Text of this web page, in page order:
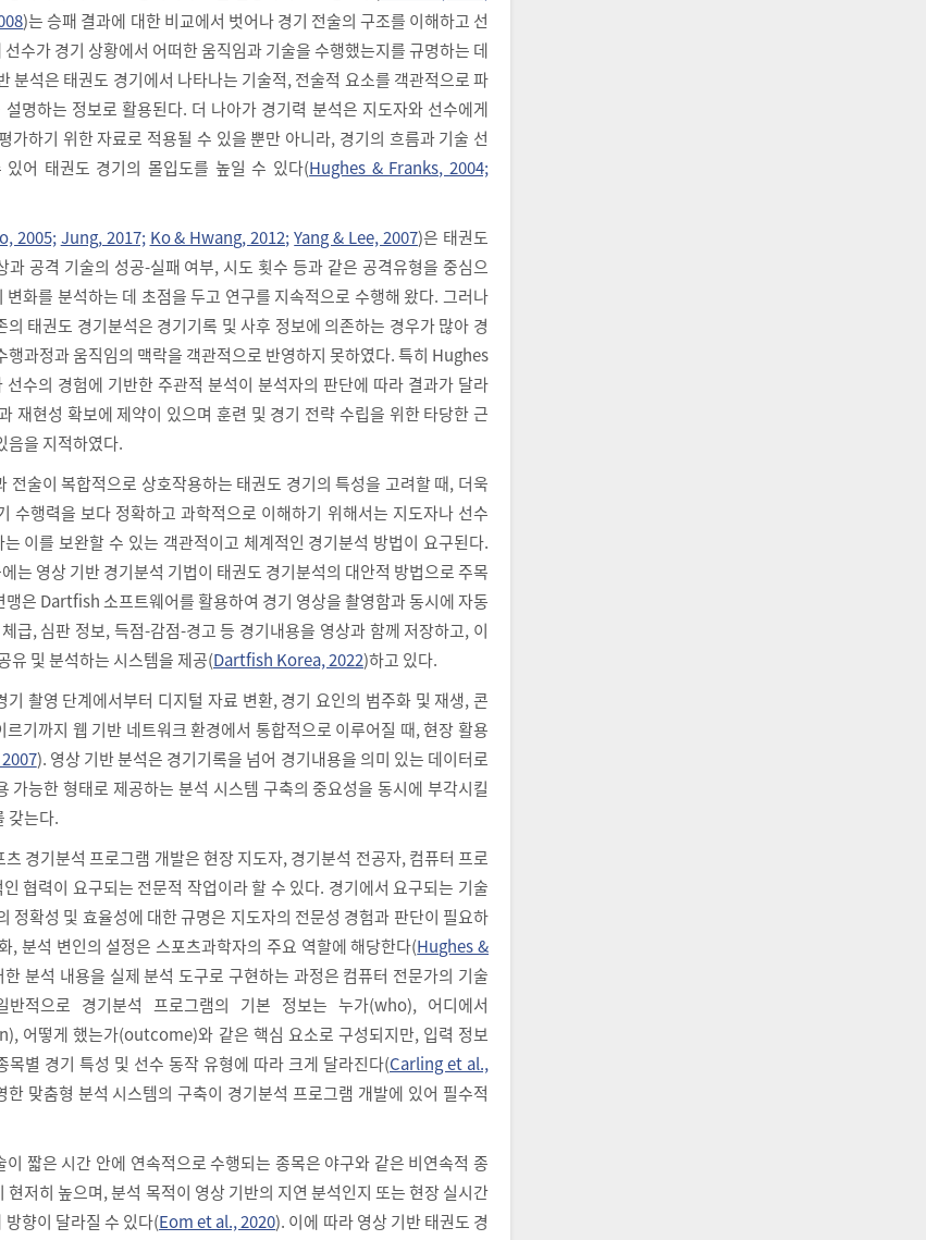
)는 승패 결과에 대한 비교에서 벗어나 경기 전술의 구조를 이해하고 선
수가 경기 상황에서 어떠한 움직임과 기술을 수행했는지를 규명하는 데
분석은 태권도 경기에서 나타나는 기술적, 전술적 요소를 객관적으로 파
명하는 정보로 활용된다. 더 나아가 경기력 분석은 지도자와 선수에게
가하기 위한 자료로 적용될 수 있을 뿐만 아니라, 경기의 흐름과 기술 선
어 태권도 경기의 몰입도를 높일 수 있다(Hughes & Franks, 2004;
2005; Jung, 2017; Ko & Hwang, 2012; Yang & Lee, 2007)은 태권도
과 공격 기술의 성공-실패 여부, 시도 횟수 등과 같은 공격유형을 중심으
화를 분석하는 데 초점을 두고 연구를 지속적으로 수행해 왔다. 그러나
태권도 경기분석은 경기기록 및 사후 정보에 의존하는 경우가 많아 경
행과정과 움직임의 맥락을 객관적으로 반영하지 못하였다. 특히 Hughes
선수의 경험에 기반한 주관적 분석이 분석자의 판단에 따라 결과가 달라
재현성 확보에 제약이 있으며 훈련 및 경기 전략 수립을 위한 타당한 근
음을 지적하였다.
전술이 복합적으로 상호작용하는 태권도 경기의 특성을 고려할 때, 더욱
수행력을 보다 정확하고 과학적으로 이해하기 위해서는 지도자나 선수
이를 보완할 수 있는 객관적이고 체계적인 경기분석 방법이 요구된다.
는 영상 기반 경기분석 기법이 태권도 경기분석의 대안적 방법으로 주목
은 Dartfish 소프트웨어를 활용하여 경기 영상을 촬영함과 동시에 자동
급, 심판 정보, 득점-감점-경고 등 경기내용을 영상과 함께 저장하고, 이
유 및 분석하는 시스템을 제공(Dartfish Korea, 2022)하고 있다.
기 촬영 단계에서부터 디지털 자료 변환, 경기 요인의 범주화 및 재생, 콘
기까지 웹 기반 네트워크 환경에서 통합적으로 이루어질 때, 현장 활용
). 영상 기반 분석은 경기기록을 넘어 경기내용을 의미 있는 데이터로
가능한 형태로 제공하는 분석 시스템 구축의 중요성을 동시에 부각시킬
갖는다.
경기분석 프로그램 개발은 현장 지도자, 경기분석 전공자, 컴퓨터 프로
협력이 요구되는 전문적 작업이라 할 수 있다. 경기에서 요구되는 기술
정확성 및 효율성에 대한 규명은 지도자의 전문성 경험과 판단이 필요하
, 분석 변인의 설정은 스포츠과학자의 주요 역할에 해당한다(Hughes &
분석 내용을 실제 분석 도구로 구현하는 과정은 컴퓨터 전문가의 기술
적으로 경기분석 프로그램의 기본 정보는 누가(who), 어디에서
어떻게 했는가(outcome)와 같은 핵심 요소로 구성되지만, 입력 정보
목별 경기 특성 및 선수 동작 유형에 따라 크게 달라진다(Carling et al.,
맞춤형 분석 시스템의 구축이 경기분석 프로그램 개발에 있어 필수적
짧은 시간 안에 연속적으로 수행되는 종목은 야구와 같은 비연속적 종
현저히 높으며, 분석 목적이 영상 기반의 지연 분석인지 또는 현장 실시간
향이 달라질 수 있다(Eom et al., 2020). 이에 따라 영상 기반 태권도 경